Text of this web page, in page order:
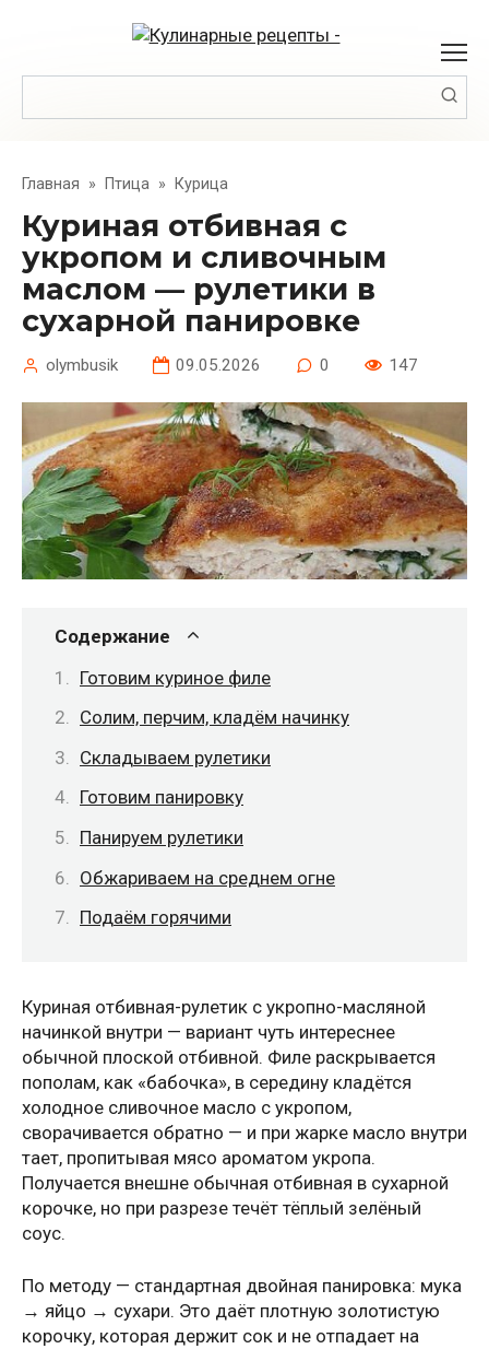
Главная » Птица » Курица
Куриная отбивная с
укропом и сливочным
маслом — рулетики в
сухарной панировке
olymbusik 09.05.2026 0 147
Содержание
Готовим куриное филе
Солим, перчим, кладём начинку
Складываем рулетики
Готовим панировку
Панируем рулетики
Обжариваем на среднем огне
Подаём горячими
Куриная отбивная-рулетик с укропно-масляной
начинкой внутри — вариант чуть интереснее
обычной плоской отбивной. Филе раскрывается
пополам, как «бабочка», в середину кладётся
холодное сливочное масло с укропом,
сворачивается обратно — и при жарке масло внутри
тает, пропитывая мясо ароматом укропа.
Получается внешне обычная отбивная в сухарной
корочке, но при разрезе течёт тёплый зелёный
соус.
По методу — стандартная двойная панировка: мука
→ яйцо → сухари. Это даёт плотную золотистую
корочку, которая держит сок и не отпадает на